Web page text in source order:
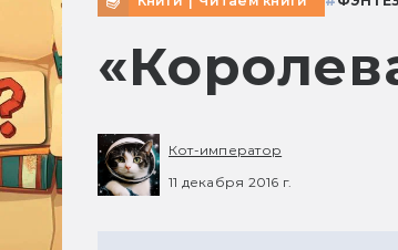
Кот-император
11 декабря 2016 г.